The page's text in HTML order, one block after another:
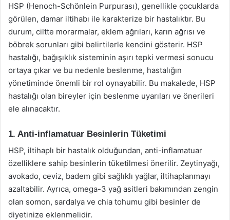
HSP (Henoch-Schönlein Purpurası), genellikle çocuklarda
görülen, damar iltihabı ile karakterize bir hastalıktır. Bu
durum, ciltte morarmalar, eklem ağrıları, karın ağrısı ve
böbrek sorunları gibi belirtilerle kendini gösterir. HSP
hastalığı, bağışıklık sisteminin aşırı tepki vermesi sonucu
ortaya çıkar ve bu nedenle beslenme, hastalığın
yönetiminde önemli bir rol oynayabilir. Bu makalede, HSP
hastalığı olan bireyler için beslenme uyarıları ve önerileri
ele alınacaktır.
1. Anti-inflamatuar Besinlerin Tüketimi
HSP, iltihaplı bir hastalık olduğundan, anti-inflamatuar
özelliklere sahip besinlerin tüketilmesi önerilir. Zeytinyağı,
avokado, ceviz, badem gibi sağlıklı yağlar, iltihaplanmayı
azaltabilir. Ayrıca, omega-3 yağ asitleri bakımından zengin
olan somon, sardalya ve chia tohumu gibi besinler de
diyetinize eklenmelidir.